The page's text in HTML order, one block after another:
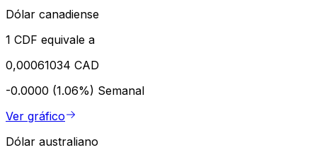
Dólar canadiense
1 CDF equivale a
0,00061034 CAD
-0.0000 (1.06%) Semanal
Ver gráfico
Dólar australiano